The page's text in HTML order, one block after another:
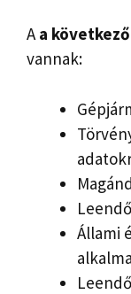
Aa
vannak:
Állami